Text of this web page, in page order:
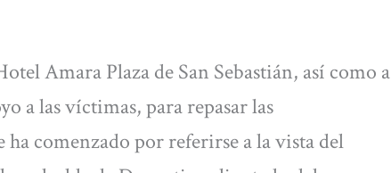
Amara Plaza de San Sebastián, así como a
a las víctimas, para repasar las
comenzado por referirse a la vista del